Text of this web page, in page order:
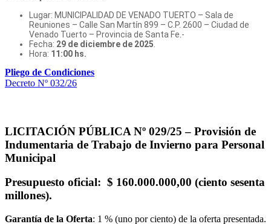
Lugar: MUNICIPALIDAD DE VENADO TUERTO – Sala de
Reuniones – Calle San Martín 899 – C.P. 2600 – Ciudad de
Venado Tuerto – Provincia de Santa Fe.-
Fecha: 29 de diciembre de 2025.
Hora: 11:00 hs.
Pliego de Condiciones
Decreto Nº 032/26
LICITACIÓN PÚBLICA Nº 029/25 – Provisión de
Indumentaria de Trabajo de Invierno para Personal
Municipal
Presupuesto oficial: $ 160.000.000,00 (ciento sesenta
millones).
Garantía de la Oferta: 1 % (uno por ciento) de la oferta presentada.